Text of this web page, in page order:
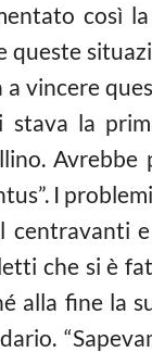
così
queste
vincere
stava la
Avrebbe
I
centravanti
che si è
alla fine la